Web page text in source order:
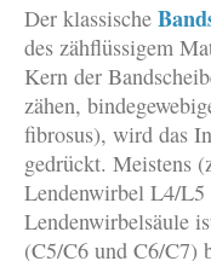
Der klassische
des zähflüssigem
Kern der
zähen,
fibrosus), wird das
gedrückt. Meistens
Lendenwirbel L4/L5
Lendenwirbelsäule
(C5/C6 und C6/C7)